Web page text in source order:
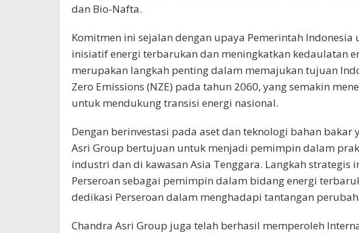
dan Bio-Nafta.
Komitmen ini sejalan dengan upaya Pemerintah
inisiatif energi terbarukan dan meningkatkan kedaulatan
merupakan langkah penting dalam memajukan tujuan
Zero Emissions (NZE) pada tahun 2060, yang semakin
untuk mendukung transisi energi nasional.
Dengan berinvestasi pada aset dan teknologi bahan bakar
Asri Group bertujuan untuk menjadi pemimpin dalam
industri dan di kawasan Asia Tenggara. Langkah strategis
Perseroan sebagai pemimpin dalam bidang energi
dedikasi Perseroan dalam menghadapi tantangan
Chandra Asri Group juga telah berhasil memperoleh